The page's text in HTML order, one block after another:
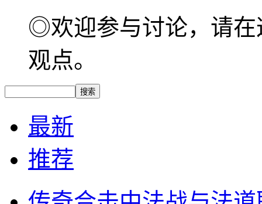
◎欢迎参与讨论，请在
观点。
最新
推荐